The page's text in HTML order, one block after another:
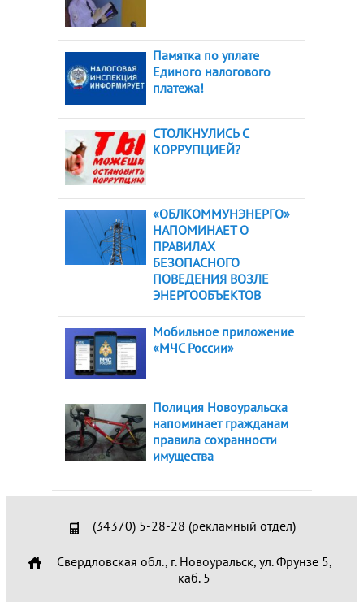
Памятка по уплате
Единого налогового
платежа!
СТОЛКНУЛИСЬ С
КОРРУПЦИЕЙ?
«ОБЛКОММУНЭНЕРГО»
НАПОМИНАЕТ О
ПРАВИЛАХ
БЕЗОПАСНОГО
ПОВЕДЕНИЯ ВОЗЛЕ
ЭНЕРГООБЪЕКТОВ
Мобильное приложение
«МЧС России»
Полиция Новоуральска
напоминает гражданам
правила сохранности
имущества
(34370) 5-28-28 (рекламный отдел)
Свердловская обл., г. Новоуральск, ул. Фрунзе 5,
каб. 5